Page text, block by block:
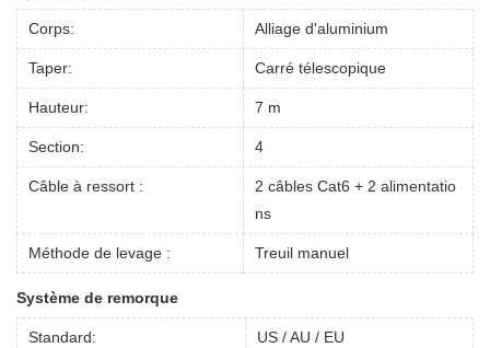
Corps: Alliage d'aluminium
Taper: Carré télescopique
Hauteur: 7 m
Section: 4
Câble à ressort :
2 câbles Cat6 + 2 alimentatio
ns
Méthode de levage : Treuil manuel
Système de remorque
Standard: US / AU / EU